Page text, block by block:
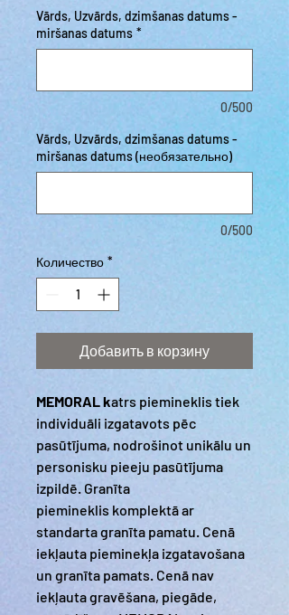
Vārds, Uzvārds, dzimšanas datums -
miršanas datums *
0/500
Vārds, Uzvārds, dzimšanas datums -
miršanas datums (необязательно)
0/500
Количество *
Добавить в корзину
MEMORAL katrs piemineklis tiek
individuāli izgatavots pēc
pasūtījuma, nodrošinot unikālu un
personisku pieeju pasūtījuma
izpildē. Granīta
piemineklis komplektā ar
standarta granīta pamatu. Cenā
iekļauta pieminekļa izgatavošana
un granīta pamats. Cenā nav
iekļauta gravēšana, piegāde,